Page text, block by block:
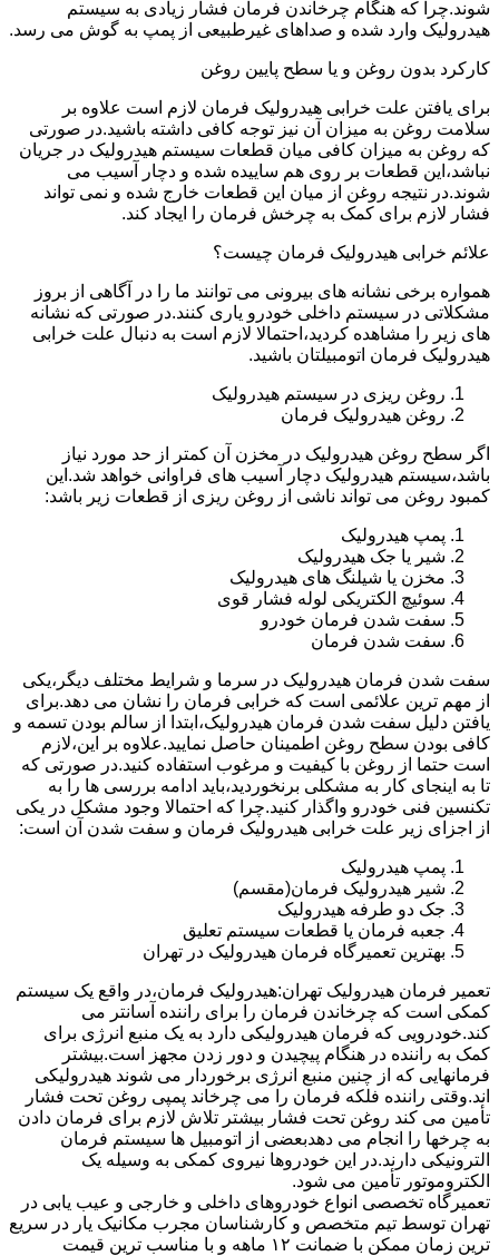
شوند.چرا که هنگام چرخاندن فرمان فشار زیادی به سیستم
هیدرولیک وارد شده و صداهای غیرطبیعی از پمپ به گوش می رسد.
کارکرد بدون روغن و یا سطح پایین روغن
برای یافتن علت خرابی هیدرولیک فرمان لازم است علاوه بر
سلامت روغن به میزان آن نیز توجه کافی داشته باشید.در صورتی
که روغن به میزان کافی میان قطعات سیستم هیدرولیک در جریان
نباشد،این قطعات بر روی هم ساییده شده و دچار آسیب می
شوند.در نتیجه روغن از میان این قطعات خارج شده و نمی تواند
فشار لازم برای کمک به چرخش فرمان را ایجاد کند.
علائم خرابی هیدرولیک فرمان چیست؟
همواره برخی نشانه های بیرونی می توانند ما را در آگاهی از بروز
مشکلاتی در سیستم داخلی خودرو یاری کنند.در صورتی که نشانه
های زیر را مشاهده کردید،احتمالا لازم است به دنبال علت خرابی
هیدرولیک فرمان اتومبیلتان باشید.
روغن ریزی در سیستم هیدرولیک
روغن هیدرولیک فرمان
اگر سطح روغن هیدرولیک در مخزن آن کمتر از حد مورد نیاز
باشد،سیستم هیدرولیک دچار آسیب های فراوانی خواهد شد.این
کمبود روغن می تواند ناشی از روغن ریزی از قطعات زیر باشد:
پمپ هیدرولیک
شیر یا جک هیدرولیک
مخزن یا شیلنگ های هیدرولیک
سوئیچ الکتریکی لوله فشار قوی
سفت شدن فرمان خودرو
سفت شدن فرمان
سفت شدن فرمان هیدرولیک در سرما و شرایط مختلف دیگر،یکی
از مهم ترین علائمی است که خرابی فرمان را نشان می دهد.برای
یافتن دلیل سفت شدن فرمان هیدرولیک،ابتدا از سالم بودن تسمه و
کافی بودن سطح روغن اطمینان حاصل نمایید.علاوه بر این،لازم
است حتما از روغن با کیفیت و مرغوب استفاده کنید.در صورتی که
تا به اینجای کار به مشکلی برنخوردید،باید ادامه بررسی ها را به
تکنسین فنی خودرو واگذار کنید.چرا که احتمالا وجود مشکل در یکی
از اجزای زیر علت خرابی هیدرولیک فرمان و سفت شدن آن است:
پمپ هیدرولیک
شیر هیدرولیک فرمان(مقسم)
جک دو طرفه هیدرولیک
جعبه فرمان یا قطعات سیستم تعلیق
بهترین تعمیرگاه فرمان هیدرولیک در تهران
تعمیر فرمان هیدرولیک تهران:هیدرولیک فرمان،در واقع یک سیستم
کمکی است که چرخاندن فرمان را برای راننده آسانتر می
کند.خودرویی که فرمان هیدرولیکی دارد به یک منبع انرژی برای
کمک به راننده در هنگام پیچیدن و دور زدن مجهز است.بیشتر
فرمانهایی که از چنین منبع انرژی برخوردار می شوند هیدرولیکی
اند.وقتی راننده فلکه فرمان را می چرخاند پمپی روغن تحت فشار
تأمین می کند روغن تحت فشار بیشتر تلاش لازم برای فرمان دادن
به چرخها را انجام می دهدبعضی از اتومبیل ها سیستم فرمان
الترونیکی دارند.در این خودروها نیروی کمکی به وسیله یک
الکتروموتور تأمین می شود.
تعمیرگاه تخصصی انواع خودروهای داخلی و خارجی و عیب یابی در
تهران توسط تیم متخصص و کارشناسان مجرب مکانیک یار در سریع
ترین زمان ممکن با ضمانت ۱۲ ماهه و با مناسب ترین قیمت